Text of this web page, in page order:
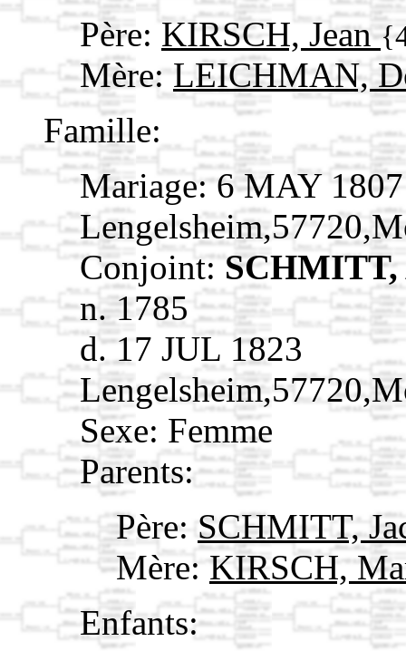
Père: KIRSCH, Jean
Mère: LEICHMAN,
Famille:
Mariage: 6 MAY 1807
Conjoint:
n. 1785
d. 17 JUL 1823
Sexe: Femme
Parents:
Père: SCHMITT,
Mère:KIRSCH,
Enfants: